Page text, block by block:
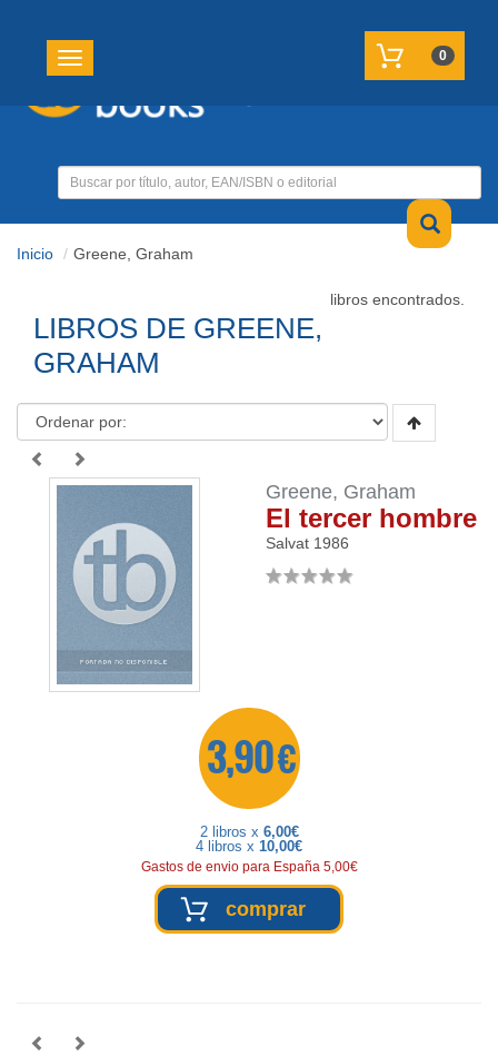
Toggle navigation 0
Inicio Greene, Graham
libros encontrados.
LIBROS DE GREENE,
GRAHAM
Greene, Graham
El tercer hombre
Salvat 1986
3,90 €
2 libros x 6,00€
4 libros x 10,00€
Gastos de envio para España 5,00€
comprar